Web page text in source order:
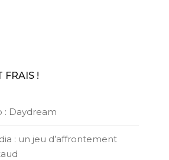
FRAIS !
: Daydream
: un jeu d’affrontement